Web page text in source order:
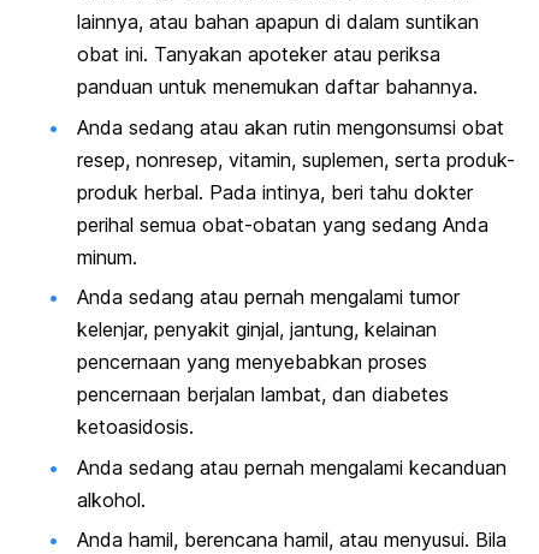
lainnya, atau bahan apapun di dalam suntikan
obat ini. Tanyakan apoteker atau periksa
panduan untuk menemukan daftar bahannya.
Anda sedang atau akan rutin mengonsumsi obat
resep, nonresep, vitamin, suplemen, serta produk-
produk herbal. Pada intinya, beri tahu dokter
perihal semua obat-obatan yang sedang Anda
minum.
Anda sedang atau pernah mengalami tumor
kelenjar, penyakit ginjal, jantung, kelainan
pencernaan yang menyebabkan proses
pencernaan berjalan lambat, dan diabetes
ketoasidosis.
Anda sedang atau pernah mengalami kecanduan
alkohol.
Anda hamil, berencana hamil, atau menyusui. Bila